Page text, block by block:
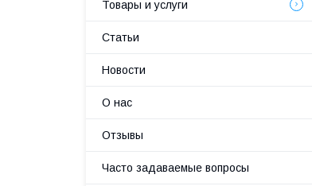
Товары и услуги
Статьи
Новости
О нас
Отзывы
Часто задаваемые вопросы